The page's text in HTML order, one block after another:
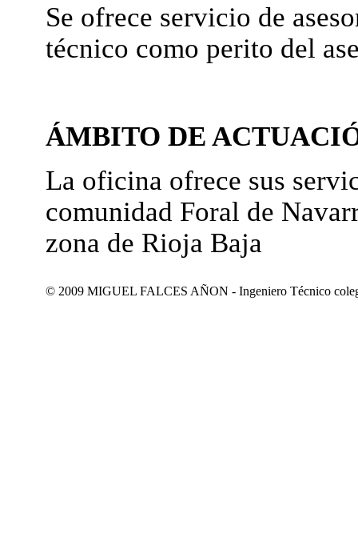
Se ofrece servicio de
técnico como perito del
ÁMBITO DE
La oficina ofrece sus
comunidad Foral de
zona de Rioja Baja
© 2009 MIGUEL FALCES AÑON - Ingeniero Técnico